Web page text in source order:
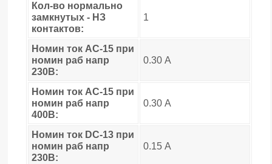
Кол-во нормально
замкнутых - НЗ
контактов:
1
Номин ток AC-15 при
номин раб напр
230В:
0.30 А
Номин ток AC-15 при
номин раб напр
400В:
0.30 А
Номин ток DC-13 при
номин раб напр
230В:
0.15 А